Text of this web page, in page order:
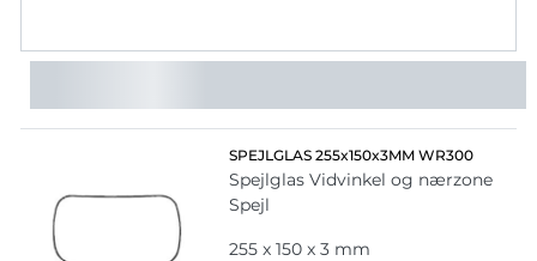
SPEJLGLAS 255x150x3MM WR300
Spejlglas Vidvinkel og nærzone
Spejl
255 x 150 x 3 mm